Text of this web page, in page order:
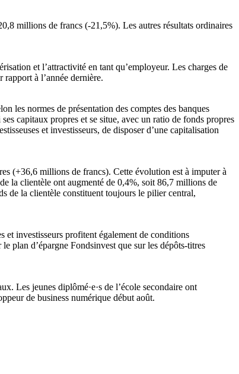
millions de francs (-21,5%). Les autres résultats ordinaires
et l’attractivité en tant qu’employeur. Les charges de
rapport à l’année dernière.
les normes de présentation des comptes des banques
capitaux propres et se situe, avec un ratio de fonds propres
et investisseurs, de disposer d’une capitalisation
(+36,6 millions de francs). Cette évolution est à imputer à
la clientèle ont augmenté de 0,4%, soit 86,7 millions de
de la clientèle constituent toujours le pilier central,
et investisseurs profitent également de conditions
plan d’épargne Fondsinvest que sur les dépôts-titres
Les jeunes diplômé·e·s de l’école secondaire ont
de business numérique début août.